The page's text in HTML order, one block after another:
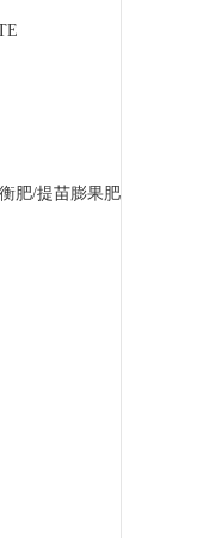
肥/提苗膨果肥